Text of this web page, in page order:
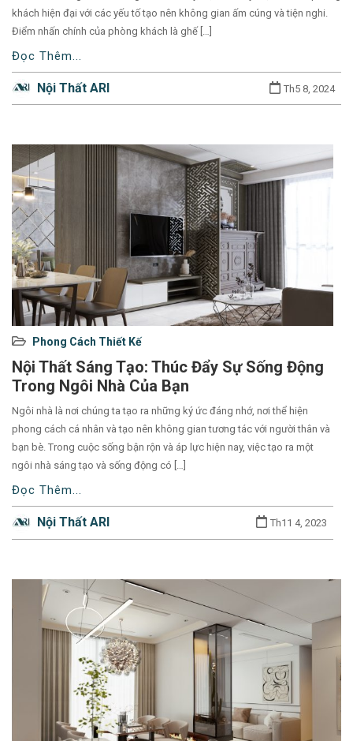
khách hiện đại với các yếu tố tạo nên không gian ấm cúng và tiện nghi.
Điểm nhấn chính của phòng khách là ghế […]
Đọc Thêm...
Nội Thất ARI Th5 8, 2024
Used
before
category
names.
Phong Cách Thiết Kế
Nội Thất Sáng Tạo: Thúc Đẩy Sự Sống Động
Trong Ngôi Nhà Của Bạn
Ngôi nhà là nơi chúng ta tạo ra những ký ức đáng nhớ, nơi thể hiện
phong cách cá nhân và tạo nên không gian tương tác với người thân và
bạn bè. Trong cuộc sống bận rộn và áp lực hiện nay, việc tạo ra một
ngôi nhà sáng tạo và sống động có […]
Đọc Thêm...
Nội Thất ARI Th11 4, 2023